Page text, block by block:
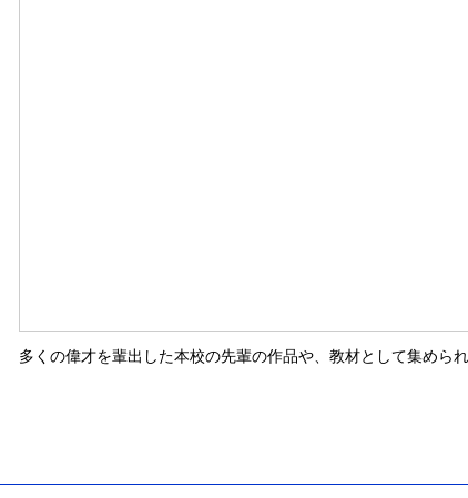
多くの偉才を輩出した本校の先輩の作品や、教材として集められ